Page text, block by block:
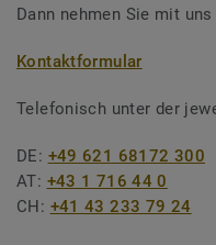
Dann nehmen Sie mit
Kontaktformular
Telefonisch unter der
DE: +49 621 68172 300
AT: +43 1 716 44 0
CH: +41 43 233 79 24